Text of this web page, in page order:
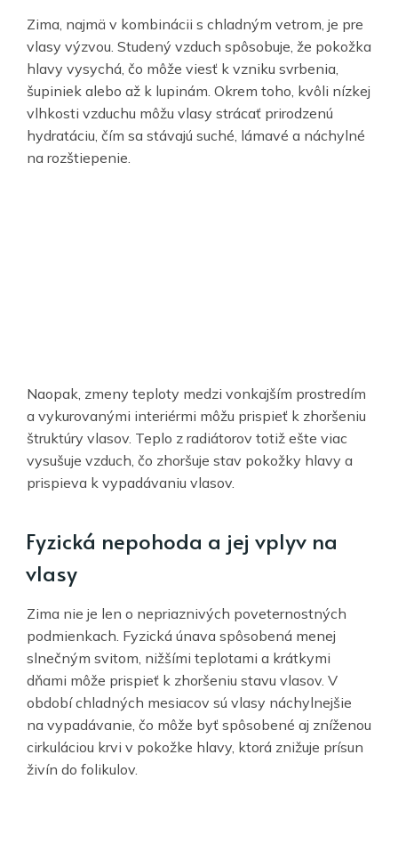
Zima, najmä v kombinácii s chladným vetrom, je pre
vlasy výzvou. Studený vzduch spôsobuje, že pokožka
hlavy vysychá, čo môže viesť k vzniku svrbenia,
šupiniek alebo až k lupinám. Okrem toho, kvôli nízkej
vlhkosti vzduchu môžu vlasy strácať prirodzenú
hydratáciu, čím sa stávajú suché, lámavé a náchylné
na rozštiepenie.
Naopak, zmeny teploty medzi vonkajším prostredím
a vykurovanými interiérmi môžu prispieť k zhoršeniu
štruktúry vlasov. Teplo z radiátorov totiž ešte viac
vysušuje vzduch, čo zhoršuje stav pokožky hlavy a
prispieva k vypadávaniu vlasov.
Fyzická nepohoda a jej vplyv na
vlasy
Zima nie je len o nepriaznivých poveternostných
podmienkach. Fyzická únava spôsobená menej
slnečným svitom, nižšími teplotami a krátkymi
dňami môže prispieť k zhoršeniu stavu vlasov. V
období chladných mesiacov sú vlasy náchylnejšie
na vypadávanie, čo môže byť spôsobené aj zníženou
cirkuláciou krvi v pokožke hlavy, ktorá znižuje prísun
živín do folikulov.